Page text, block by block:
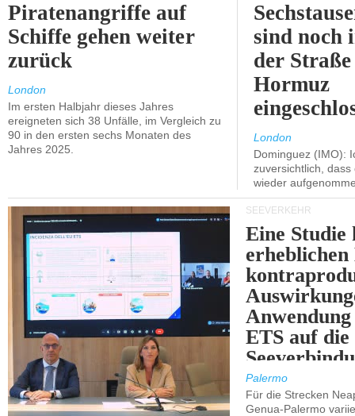
Piratenangriffe auf
Schiffe gehen weiter
zurück
London
Im ersten Halbjahr dieses Jahres
ereigneten sich 38 Unfälle, im Vergleich zu
90 in den ersten sechs Monaten des
Jahres 2025.
sind noch
der
Hormuz
London
Dominguez (IMO):
zuversichtlich,
wieder
SEEVERKEHR
Eine Studie
ETS auf die
Palermo
Für die Strecken
Genua-Palermo